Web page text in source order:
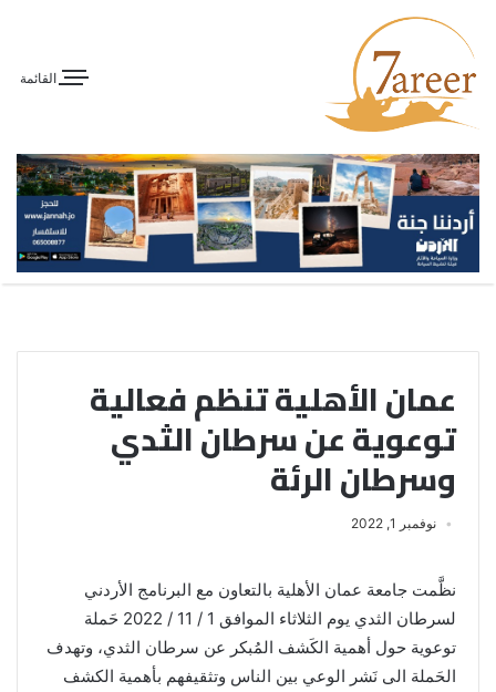
القائمة
عمان الأهلية تنظم فعالية
توعوية عن سرطان الثدي
وسرطان الرئة
نوفمبر 1, 2022
نظَّمت جامعة عمان الأهلية بالتعاون مع البرنامج الأردني
لسرطان الثدي يوم الثلاثاء الموافق 1 / 11 / 2022 حَملة
توعوية حول أهمية الكَشف المُبكر عن سرطان الثدي، وتهدف
الحَملة الى نَشر الوعي بين الناس وتثقيفهم بأهمية الكشف